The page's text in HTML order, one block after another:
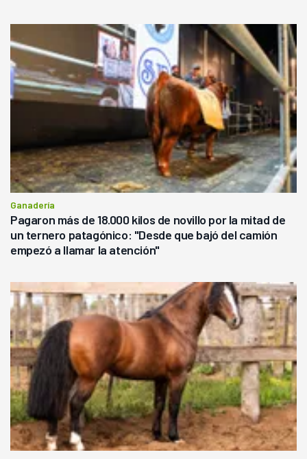
Ganadería
Pagaron más de 18.000 kilos de novillo por la mitad de
un ternero patagónico: "Desde que bajó del camión
empezó a llamar la atención"